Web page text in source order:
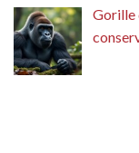
Gorille